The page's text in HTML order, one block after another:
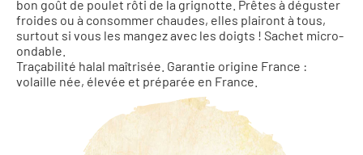
bon goût de poulet rôti de la grignotte. Prêtes à déguster
froides ou à consommer chaudes, elles plairont à tous,
surtout si vous les mangez avec les doigts ! Sachet micro-
ondable.
Traçabilité halal maîtrisée. Garantie origine France :
volaille née, élevée et préparée en France.